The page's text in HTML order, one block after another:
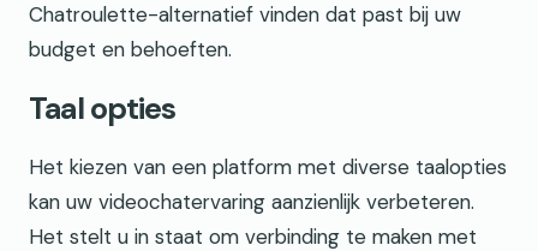
Chatroulette-alternatief vinden dat past bij uw
budget en behoeften.
Taal opties
Het kiezen van een platform met diverse taalopties
kan uw videochatervaring aanzienlijk verbeteren.
Het stelt u in staat om verbinding te maken met